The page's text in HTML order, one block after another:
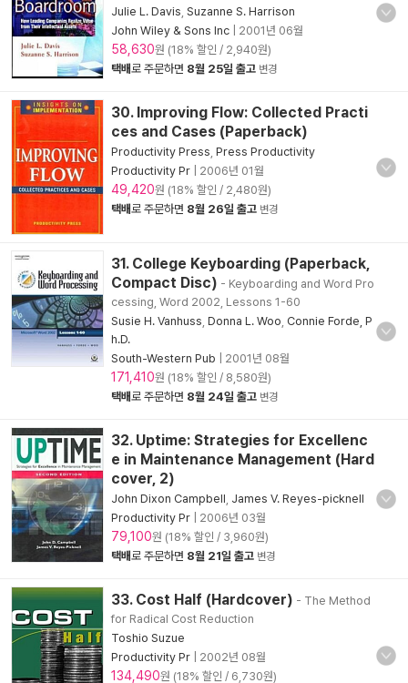
Julie L. Davis Suzanne S. Harrison
John Wiley & Sons Inc
2001년 06월
58,630원 (18% 할인 / 2,940원)
택배로 주문하면 8월 25일 출고 변경
30. Improving Flow: Collected Practi
ces and Cases (Paperback)
Productivity Press Press Productivity
Productivity Pr
2006년 01월
49,420원 (18% 할인 / 2,480원)
택배로 주문하면 8월 26일 출고 변경
31. College Keyboarding (Paperback,
Compact Disc) - Keyboarding and Word Pro
cessing, Word 2002, Lessons 1-60
Susie H. Vanhuss Donna L. Woo Connie Forde, P
h.D.
South-Western Pub
2001년 08월
171,410원 (18% 할인 / 8,580원)
택배로 주문하면 8월 24일 출고 변경
32. Uptime: Strategies for Excellenc
e in Maintenance Management (Hard
cover, 2)
John Dixon Campbell James V. Reyes-picknell
Productivity Pr
2006년 03월
79,100원 (18% 할인 / 3,960원)
택배로 주문하면 8월 21일 출고 변경
33. Cost Half (Hardcover) - The Method
for Radical Cost Reduction
Toshio Suzue
Productivity Pr
2002년 08월
134,490원 (18% 할인 / 6,730원)